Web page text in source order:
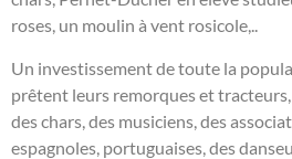
roses, un moulin à vent rosicole,..
Un investissement de toute la
prêtent leurs remorques et
des chars, des musiciens, des
espagnoles, portuguaises, des